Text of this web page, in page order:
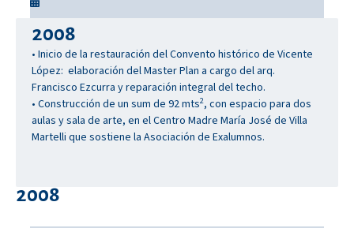
2008
• Inicio de la restauración del Convento histórico de Vicente
López: elaboración del Master Plan a cargo del arq.
Francisco Ezcurra y reparación integral del techo.
• Construcción de un sum de 92 mts2, con espacio para dos
aulas y sala de arte, en el Centro Madre María José de Villa
Martelli que sostiene la Asociación de Exalumnos.
2008